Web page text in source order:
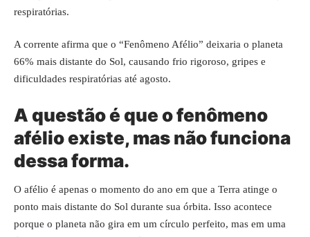
respiratórias.
A corrente afirma que o “Fenômeno Afélio” deixaria o planeta
66% mais distante do Sol, causando frio rigoroso, gripes e
dificuldades respiratórias até agosto.
A questão é que o fenômeno
afélio existe, mas não funciona
dessa forma.
O afélio é apenas o momento do ano em que a Terra atinge o
ponto mais distante do Sol durante sua órbita. Isso acontece
porque o planeta não gira em um círculo perfeito, mas em uma